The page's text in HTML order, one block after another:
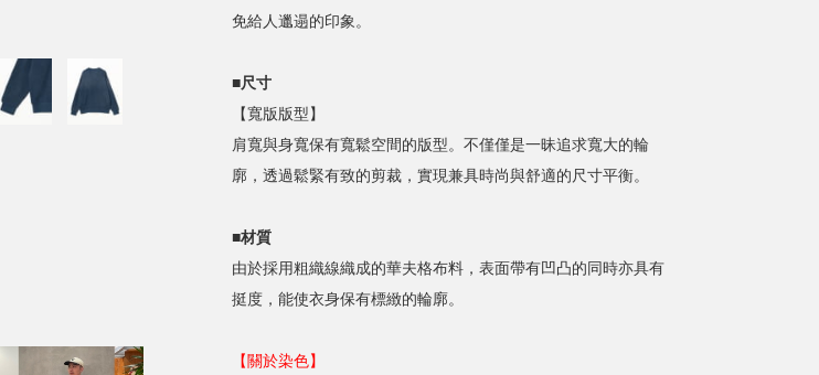
免給人邋遢的印象。
■尺寸
【寬版版型】
肩寬與身寬保有寬鬆空間的版型。不僅僅是一昧追求寬大的輪
廓，透過鬆緊有致的剪裁，實現兼具時尚與舒適的尺寸平衡。
■材質
由於採用粗織線織成的華夫格布料，表面帶有凹凸的同時亦具有
挺度，能使衣身保有標緻的輪廓。
【關於染色】